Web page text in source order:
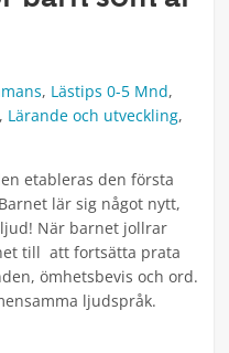
, Lästips 0-5 Mnd,
, Lärande och utveckling,
etableras den första
lär sig något nytt,
När barnet jollrar
till att fortsätta prata
ömhetsbevis och ord.
ljudspråk.